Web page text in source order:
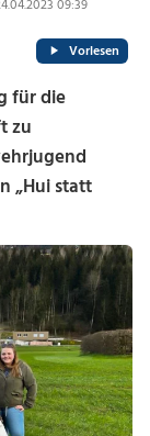
09:39
Vorlesen
für die
zu
„Hui statt